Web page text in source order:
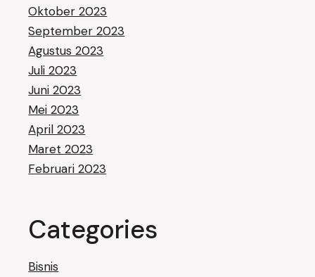
Oktober 2023
September 2023
Agustus 2023
Juli 2023
Juni 2023
Mei 2023
April 2023
Maret 2023
Februari 2023
Categories
Bisnis